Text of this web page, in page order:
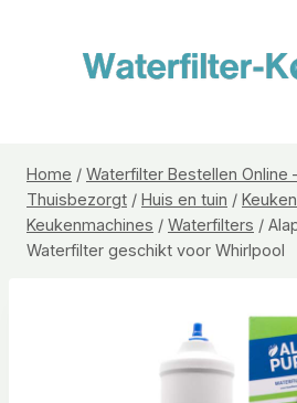
Home / Waterfilter Bestellen Online
Thuisbezorgt / Huis en tuin /
Keukenmachines / Waterfilters /
Waterfilter geschikt voor Whirlpool